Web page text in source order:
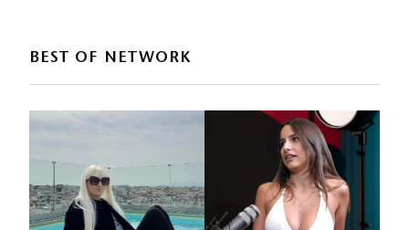
BEST OF NETWORK